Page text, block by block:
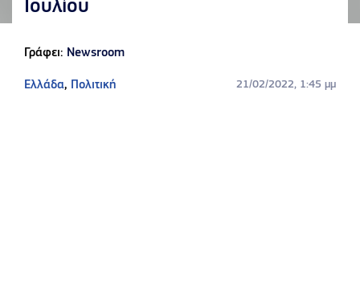
Ιουλίου
Γράφει: Newsroom
Ελλάδα, Πολιτική 21/02/2022, 1:45 μμ